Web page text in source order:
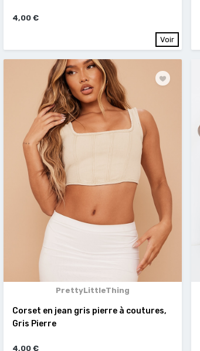
4,00 €
Voir
PrettyLittleThing
Corset en jean gris pierre à coutures,
Gris Pierre
4,00 €